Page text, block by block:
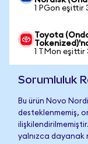
1 PGon eşittir
Toyota
1 TMon
Sorumluluk
Bu ürün Novo
desteklenmemiş,
yalnızca dayanak